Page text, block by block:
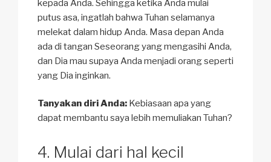
kepada Anda. Sehingga ketika Anda mulai
putus asa, ingatlah bahwa Tuhan selamanya
melekat dalam hidup Anda. Masa depan Anda
ada di tangan Seseorang yang mengasihi Anda,
dan Dia mau supaya Anda menjadi orang seperti
yang Dia inginkan.
Tanyakan diri Anda: Kebiasaan apa yang
dapat membantu saya lebih memuliakan Tuhan?
Mulai dari hal kecil